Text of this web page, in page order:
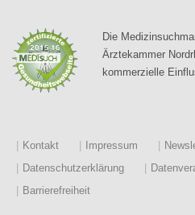
Die
Ärztekammer
kommerzielle
Kontakt Impressum
Datenschutzerklärung
Barrierefreiheit